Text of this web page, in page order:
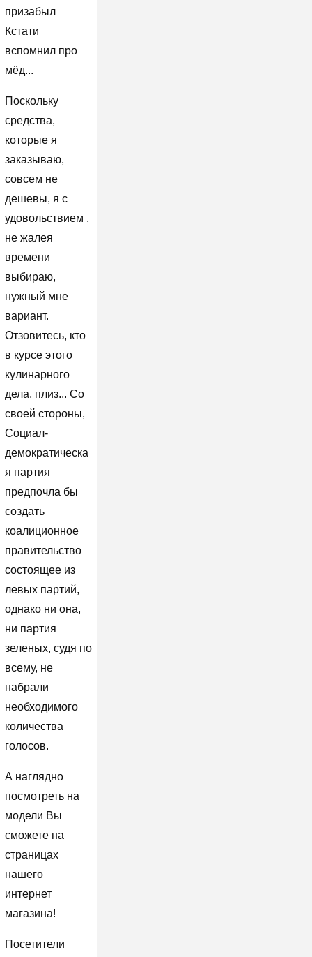
призабыл
Кстати
вспомнил про
мёд...
Поскольку
средства,
которые я
заказываю,
совсем не
дешевы, я с
удовольствием ,
не жалея
времени
выбираю,
нужный мне
вариант.
Отзовитесь, кто
в курсе этого
кулинарного
дела, плиз... Со
своей стороны,
Социал-
демократическа
я партия
предпочла бы
создать
коалиционное
правительство
состоящее из
левых партий,
однако ни она,
ни партия
зеленых, судя по
всему, не
набрали
необходимого
количества
голосов.
А наглядно
посмотреть на
модели Вы
сможете на
страницах
нашего
интернет
магазина!
Посетители